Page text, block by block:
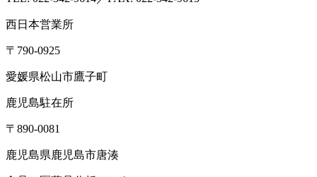
西日本営業所
〒790-0925
愛媛県松山市鷹子町
鹿児島駐在所
〒890-0081
鹿児島県鹿児島市唐湊